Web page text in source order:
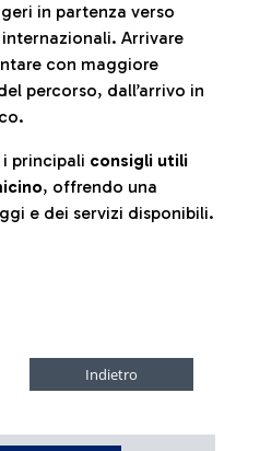
in partenza verso
Arrivare
con maggiore
percorso, dall’arrivo in
principali consigli utili
, offrendo una
e dei servizi disponibili.